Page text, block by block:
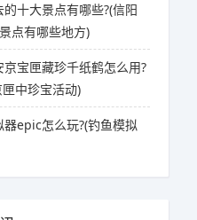
的十大景点有哪些?(信阳
点有哪些地方)
京宝匣藏珍千纸鹤怎么用?
中珍宝活动)
器epic怎么玩?(钓鱼模拟